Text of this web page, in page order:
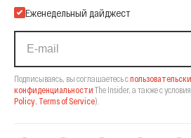
Еженедельный дайджест
Подписываясь, вы соглашаетесь с
конфиденциальности The Insider, а также с
Policy, Terms of Service).